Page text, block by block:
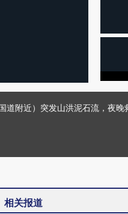
道附近）突发山洪泥石流，夜晚
相关报道